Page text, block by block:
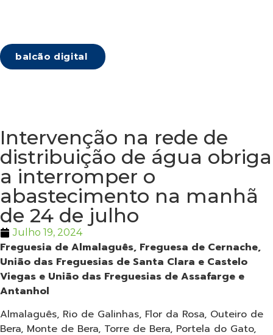
balcão digital
Intervenção na rede de
distribuição de água obriga
a interromper o
abastecimento na manhã
de 24 de julho
Julho 19, 2024
Freguesia de Almalaguês, Freguesa de Cernache,
União das Freguesias de Santa Clara e Castelo
Viegas e União das Freguesias de Assafarge e
Antanhol
Almalaguês, Rio de Galinhas, Flor da Rosa, Outeiro de
Bera, Monte de Bera, Torre de Bera, Portela do Gato,